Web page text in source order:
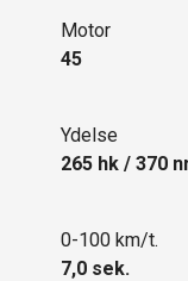
Motor
45
Ydelse
265 hk / 370
0-100 km/t.
7,0 sek.